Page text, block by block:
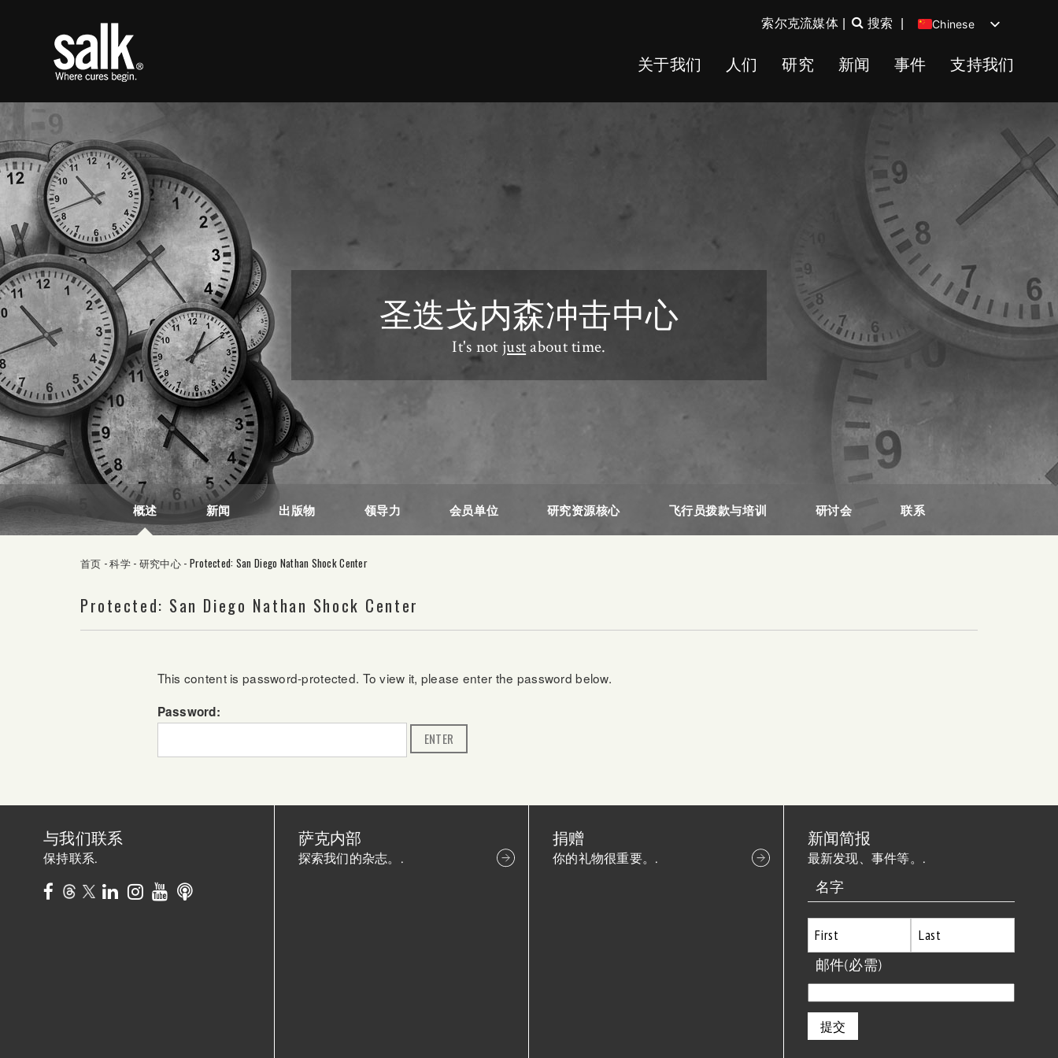
索尔克流媒体
Chinese
Spanish
German
搜索
关于我们 人们 研究 新闻 事件 支持我们
圣迭戈内森冲击中心
It's not justabout time.
概述 新闻 出版物 领导力 会员单位 研究资源核心 飞行员拨款与培训 研讨会 联系
首页 -科学- 研究中心- Protected: San Diego Nathan Shock Center
Protected: San Diego Nathan Shock Center
This content is password-protected. To view it, please enter the password below.
Password:
与我们联系
保持联系.
萨克内部
探索我们的杂志。.
捐赠
你的礼物很重要。.
新闻简报
最新发现、事件等。.
名字
首
邮件(必需)